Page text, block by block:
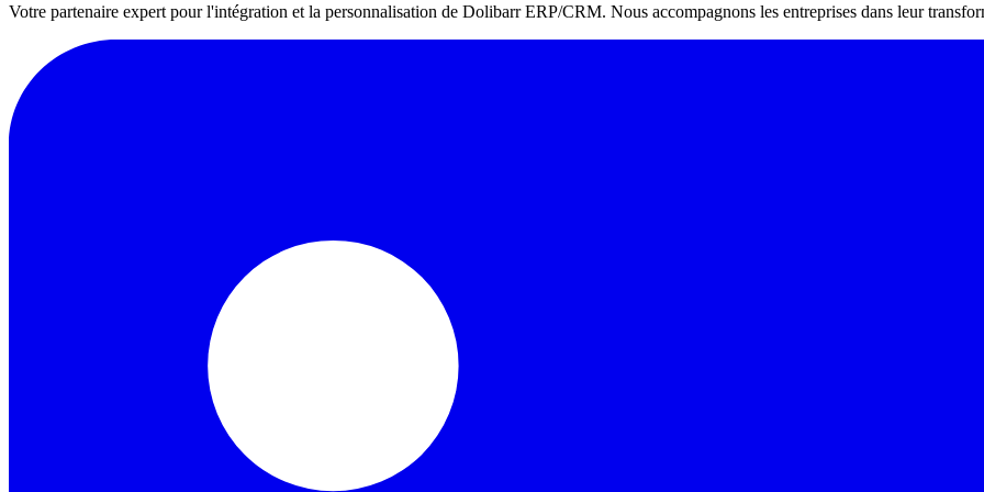
Votre partenaire expert pour l'intégration et la personnalisation de Dolibarr ERP/CRM. Nous accompagnons les entreprises dans leur